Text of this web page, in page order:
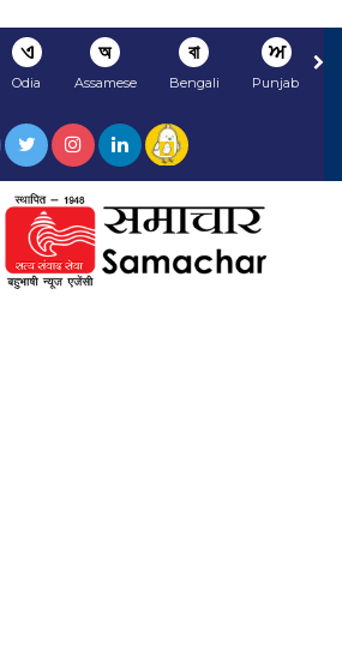
ଏ
Odia
অ
Assamese
বা
Bengali
ਅ
Punjabi